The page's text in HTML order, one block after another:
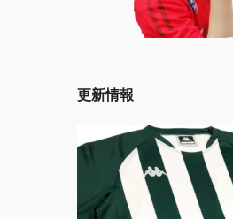
更新情報